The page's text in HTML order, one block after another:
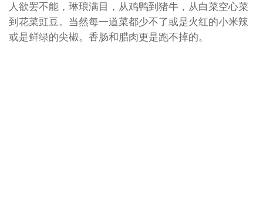
人欲罢不能，琳琅满目，从鸡鸭到猪牛，从白菜空心菜
到花菜豇豆。当然每一道菜都少不了或是火红的小米辣
或是鲜绿的尖椒。香肠和腊肉更是跑不掉的。